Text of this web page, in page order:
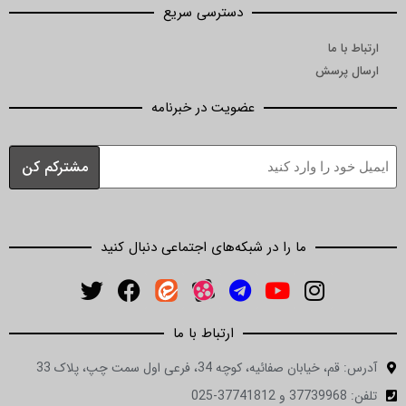
دسترسی سریع
عضویت در خبرنامه
ما را در شبکه‌های اجتماعی دنبال کنید
ارتباط با ما
صفائیه، کوچه 34، فرعی اول سمت چپ، پلاک 33